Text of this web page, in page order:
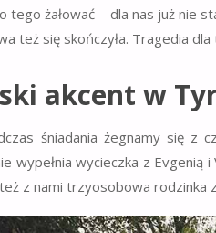
tego żałować – dla nas już nie
też się skończyła. Tragedia
akcent w
śniadania żegnamy się z
wypełnia wycieczka z
z nami trzyosobowa rodzinka